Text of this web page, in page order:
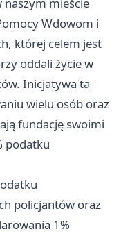
mieście
Wdowom i
której celem jest
oddali życie w
Inicjatywa ta
wielu osób oraz
fundację swoimi
podatku
policjantów oraz
1%